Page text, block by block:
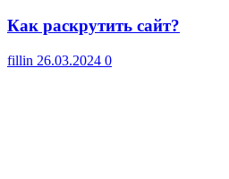
Как раскрутить сайт?
fillin 26.03.2024 0